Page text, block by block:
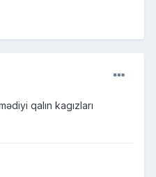
qalın kagızları